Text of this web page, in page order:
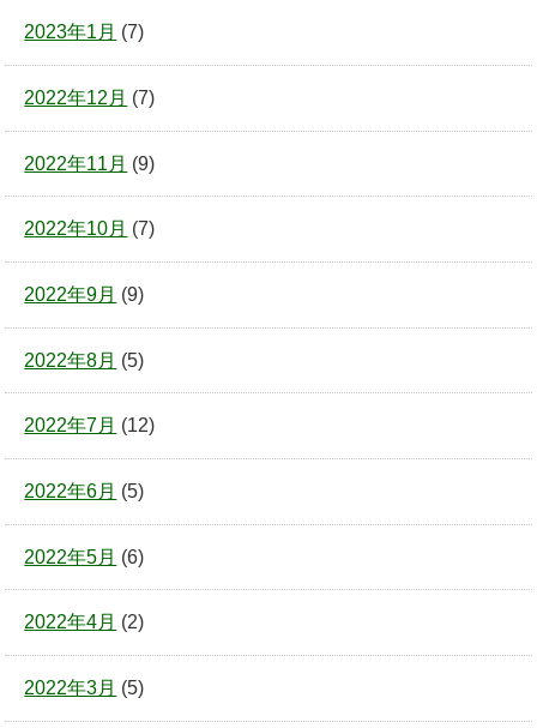
2023年1月 (7)
2022年12月 (7)
2022年11月 (9)
2022年10月 (7)
2022年9月 (9)
2022年8月 (5)
2022年7月 (12)
2022年6月 (5)
2022年5月 (6)
2022年4月 (2)
2022年3月 (5)